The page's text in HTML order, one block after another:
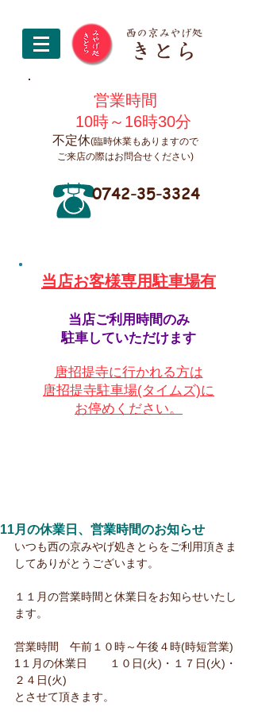
0742-35-3324
営業時間
10時～16時30分
不定休(臨時休業もありますので
ご来店の際はお問合せください)
​当店お客様専用駐車場有
当店ご利用時間のみ
駐車していただけます
唐招提寺に行かれる方は
唐招提寺駐車場(タイムズ)に
お停めください。
11月の休業日、営業時間のお知らせ
いつも西の京みやげ処きとらをご利用頂きま
してありがとうございます。
１１月の営業時間と休業日をお知らせいたし
ます。
営業時間　午前１０時～午後４時(時短営業)
1１月の休業日　　１０日(火)・１７日(火)・
２４日(火)
とさせて頂きます。